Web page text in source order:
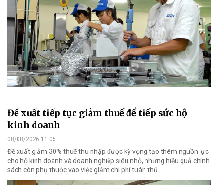
Đề xuất tiếp tục giảm thuế để tiếp sức hộ
kinh doanh
08/08/2026 11:05
Đề xuất giảm 30% thuế thu nhập được kỳ vọng tạo thêm nguồn lực
cho hộ kinh doanh và doanh nghiệp siêu nhỏ, nhưng hiệu quả chính
sách còn phụ thuộc vào việc giảm chi phí tuân thủ.